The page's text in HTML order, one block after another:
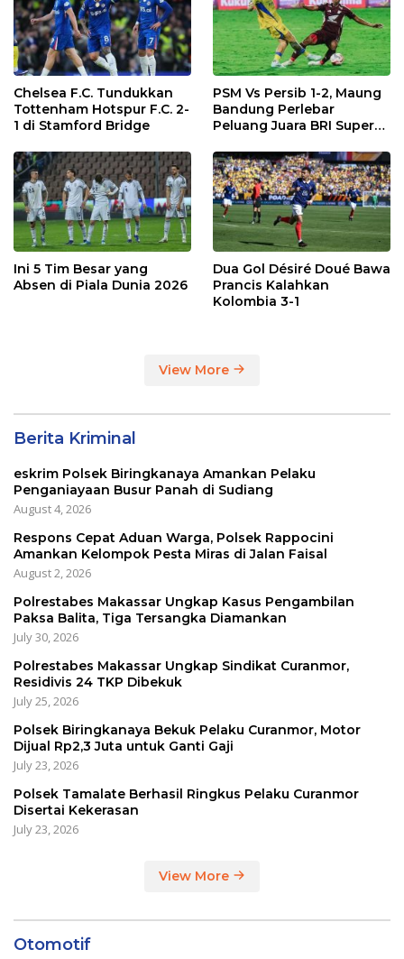
Chelsea F.C. Tundukkan
Tottenham Hotspur F.C. 2-
1 di Stamford Bridge
PSM Vs Persib 1-2, Maung
Bandung Perlebar
Peluang Juara BRI Super
Ini 5 Tim Besar yang
Absen di Piala Dunia 2026
Dua Gol Désiré Doué Bawa
Prancis Kalahkan
Kolombia 3-1
View More
Berita Kriminal
eskrim Polsek Biringkanaya Amankan Pelaku
Penganiayaan Busur Panah di Sudiang
August 4, 2026
Respons Cepat Aduan Warga, Polsek Rappocini
Amankan Kelompok Pesta Miras di Jalan Faisal
August 2, 2026
Polrestabes Makassar Ungkap Kasus Pengambilan
Paksa Balita, Tiga Tersangka Diamankan
July 30, 2026
Polrestabes Makassar Ungkap Sindikat Curanmor,
Residivis 24 TKP Dibekuk
July 25, 2026
Polsek Biringkanaya Bekuk Pelaku Curanmor, Motor
Dijual Rp2,3 Juta untuk Ganti Gaji
July 23, 2026
Polsek Tamalate Berhasil Ringkus Pelaku Curanmor
Disertai Kekerasan
July 23, 2026
View More
Otomotif